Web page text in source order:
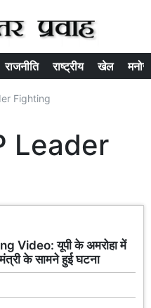
राजनीति राष्ट्रीय खेल
Fighting
Leader
Video: यूपी के अमरोहा में
के सामने हुई घटना